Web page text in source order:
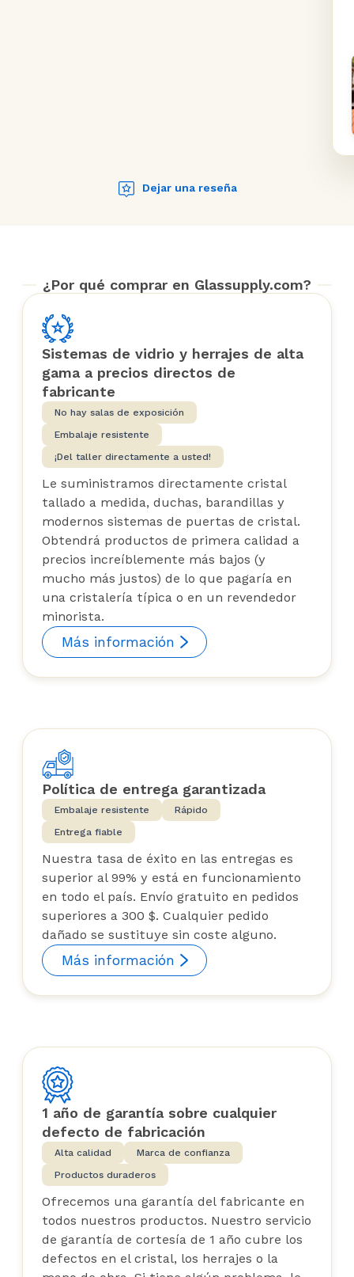
Dejar una reseña
¿Por qué comprar en Glassupply.com?
Sistemas de vidrio y herrajes de alta
gama a precios directos de
fabricante
No hay salas de exposición
Embalaje resistente
¡Del taller directamente a usted!
Le suministramos directamente cristal
tallado a medida, duchas, barandillas y
modernos sistemas de puertas de cristal.
Obtendrá productos de primera calidad a
precios increíblemente más bajos (y
mucho más justos) de lo que pagaría en
una cristalería típica o en un revendedor
minorista.
Más información
Política de entrega garantizada
Embalaje resistente
Rápido
Entrega fiable
Nuestra tasa de éxito en las entregas es
superior al 99% y está en funcionamiento
en todo el país. Envío gratuito en pedidos
superiores a 300 $. Cualquier pedido
dañado se sustituye sin coste alguno.
Más información
1 año de garantía sobre cualquier
defecto de fabricación
Alta calidad
Marca de confianza
Productos duraderos
Ofrecemos una garantía del fabricante en
todos nuestros productos. Nuestro servicio
de garantía de cortesía de 1 año cubre los
defectos en el cristal, los herrajes o la